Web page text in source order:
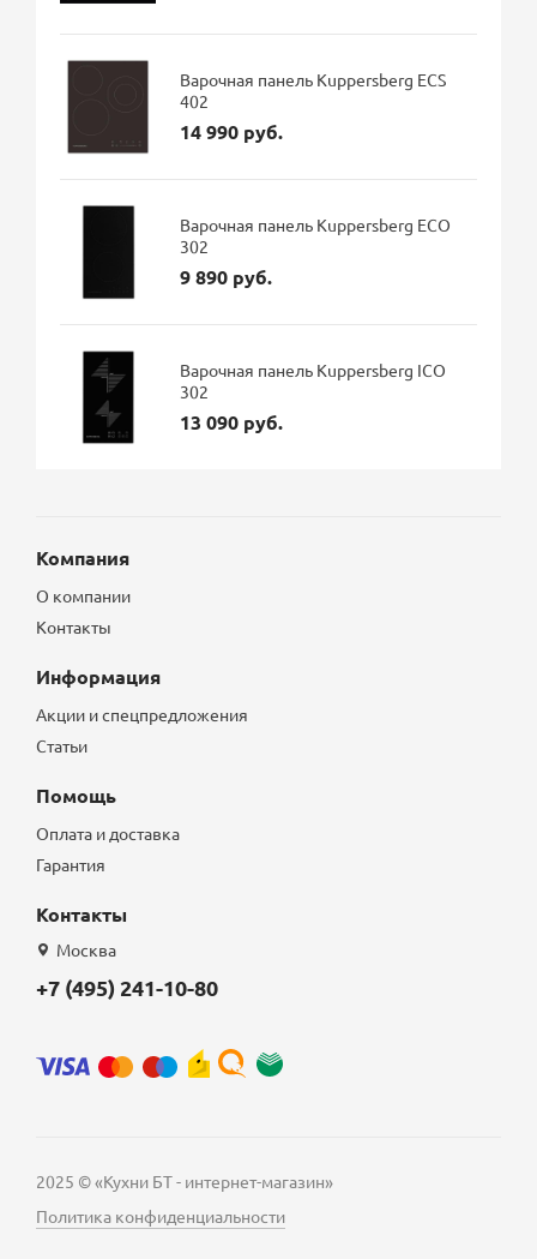
Варочная панель Kuppersberg ECS
402
14 990 руб.
Варочная панель Kuppersberg ECO
302
9 890 руб.
Варочная панель Kuppersberg ICO
302
13 090 руб.
Компания
О компании
Контакты
Информация
Акции и спецпредложения
Статьи
Помощь
Оплата и доставка
Гарантия
Контакты
Москва
+7 (495) 241-10-80
2025 © «Кухни БТ - интернет-магазин»
Политика конфиденциальности